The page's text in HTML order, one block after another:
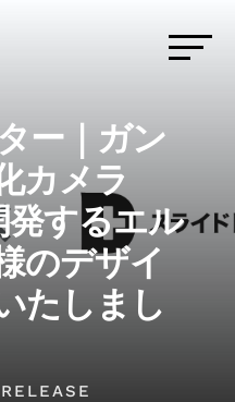
ー｜ガン
カメラ
発するエル
のデザイ
たしまし